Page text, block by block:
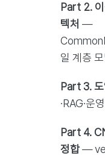
Part 2. 이
텍처 —
일 계층
Part 3.
·RAG·운
Part 4.
정합—